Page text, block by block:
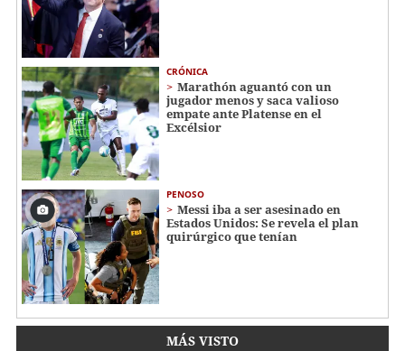
CRÓNICA
Marathón aguantó con un
jugador menos y saca valioso
empate ante Platense en el
Excélsior
PENOSO
Messi iba a ser asesinado en
Estados Unidos: Se revela el plan
quirúrgico que tenían
MÁS VISTO